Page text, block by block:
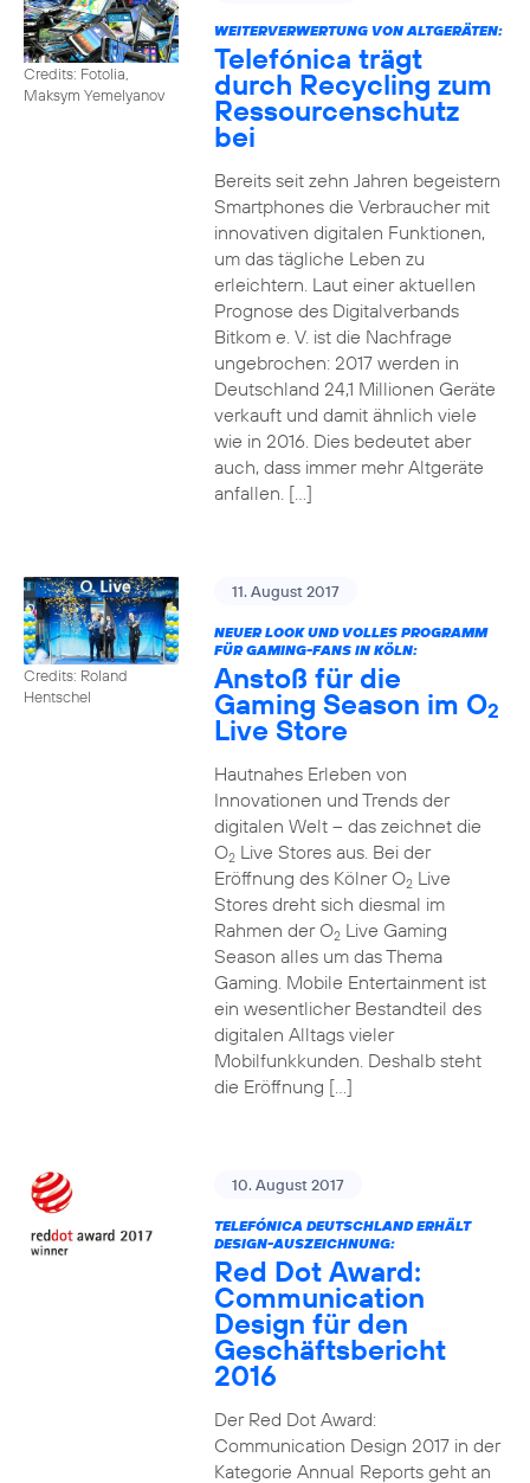
Credits: Fotolia,
Maksym Yemelyanov
WEITERVERWERTUNG VON ALTGERÄTEN:
Telefónica trägt
durch Recycling zum
Ressourcenschutz
bei
Bereits seit zehn Jahren begeistern
Smartphones die Verbraucher mit
innovativen digitalen Funktionen,
um das tägliche Leben zu
erleichtern. Laut einer aktuellen
Prognose des Digitalverbands
Bitkom e. V. ist die Nachfrage
ungebrochen: 2017 werden in
Deutschland 24,1 Millionen Geräte
verkauft und damit ähnlich viele
wie in 2016. Dies bedeutet aber
auch, dass immer mehr Altgeräte
anfallen. […]
Credits: Roland
Hentschel
11. August 2017
NEUER LOOK UND VOLLES PROGRAMM
FÜR GAMING-FANS IN KÖLN:
Anstoß für die
Gaming Season im O2
Live Store
Hautnahes Erleben von
Innovationen und Trends der
digitalen Welt – das zeichnet die
O2Live Stores aus. Bei der
Eröffnung des Kölner O2Live
Stores dreht sich diesmal im
Rahmen der O2Live Gaming
Season alles um das Thema
Gaming. Mobile Entertainment ist
ein wesentlicher Bestandteil des
digitalen Alltags vieler
Mobilfunkkunden. Deshalb steht
die Eröffnung […]
10. August 2017
TELEFÓNICA DEUTSCHLAND ERHÄLT
DESIGN-AUSZEICHNUNG:
Red Dot Award:
Communication
Design für den
Geschäftsbericht
2016
Der Red Dot Award:
Communication Design 2017 in der
Kategorie Annual Reports geht an